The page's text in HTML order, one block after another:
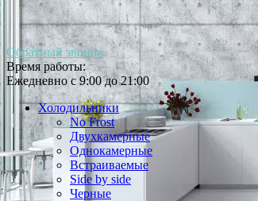
Обратный звонок
Время работы:
Ежедневно с 9:00 до 21:00
Холодильники
No Frost
Двухкамерные
Однокамерные
Встраиваемые
Side by side
Черные